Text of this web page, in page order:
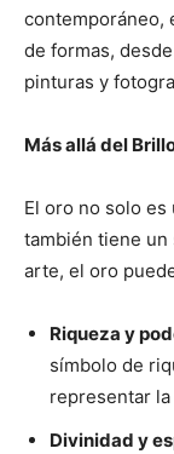
contemporáneo,
de formas,
pinturas y
Más allá del
El oro no solo
también tiene
arte, el oro
Riqueza y
símbolo de
representar
Divinidad y